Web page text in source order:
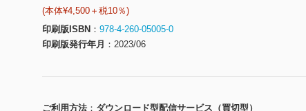
(本体¥4,500＋税10％)
印刷版ISBN
978-4-260-05005-0
印刷版発行年月
2023/06
ご利用方法
ダウンロード型配信サービス（買切型）